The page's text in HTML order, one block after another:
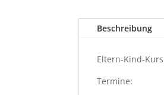
Beschreibung
Eltern-Kind-
Termine: